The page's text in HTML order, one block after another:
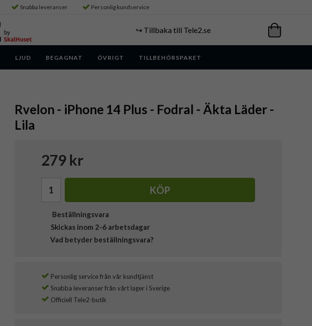
Snabba leveranser Personlig kundservice
↪️ Tillbaka till Tele2.se
LJUD BEGAGNAT ÖVRIGT TILLBEHÖRSPAKET
Rvelon - iPhone 14 Plus - Fodral - Äkta Läder -
Lila
279 kr
KÖP
Beställningsvara
Skickas inom 2-6 arbetsdagar
Vad betyder beställningsvara?
Personlig service från vår kundtjänst
Snabba leveranser från vårt lager i Sverige
Officiell Tele2-butik